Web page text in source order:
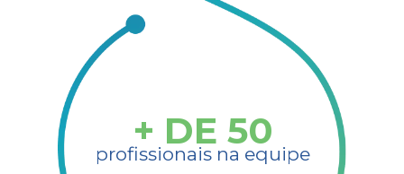
+ DE 50
profissionais na equipe​